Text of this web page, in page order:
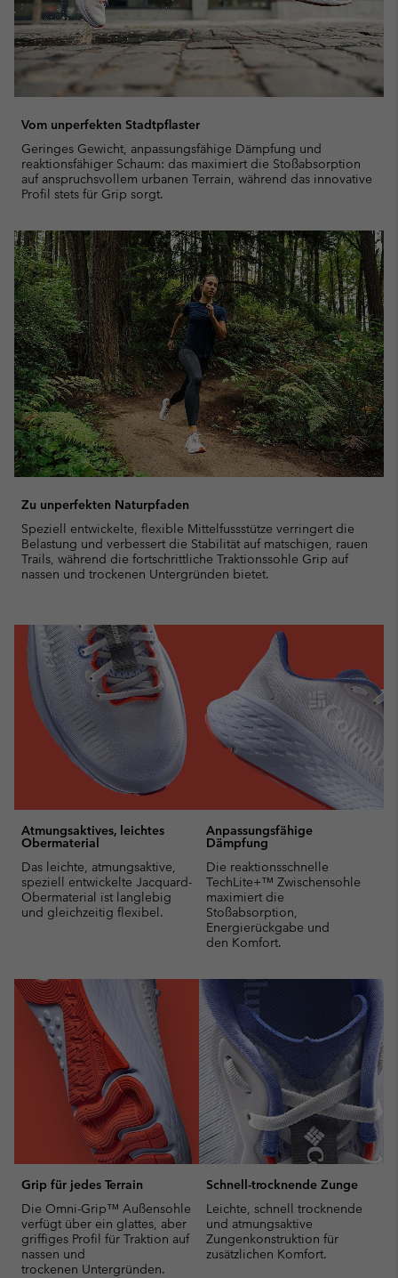
Vom unperfekten Stadtpflaster
Geringes Gewicht, anpassungsfähige Dämpfung und
reaktionsfähiger Schaum: das maximiert die Stoßabsorption
auf anspruchsvollem urbanen Terrain, während das innovative
Profil stets für Grip sorgt.
Zu unperfekten Naturpfaden
Speziell entwickelte, flexible Mittelfussstütze verringert die
Belastung und verbessert die Stabilität auf matschigen, rauen
Trails, während die fortschrittliche Traktionssohle Grip auf
nassen und trockenen Untergründen bietet.
Atmungsaktives, leichtes
Obermaterial
Das leichte, atmungsaktive,
speziell entwickelte Jacquard-
Obermaterial ist langlebig
und gleichzeitig flexibel.
Anpassungsfähige
Dämpfung
Die reaktionsschnelle
TechLite+™ Zwischensohle
maximiert die
Stoßabsorption,
Energierückgabe und
den Komfort.
Grip für jedes Terrain
Die Omni-Grip™ Außensohle
verfügt über ein glattes, aber
griffiges Profil für Traktion auf
nassen und
trockenen Untergründen.
Schnell-trocknende Zunge
Leichte, schnell trocknende
und atmungsaktive
Zungenkonstruktion für
zusätzlichen Komfort.